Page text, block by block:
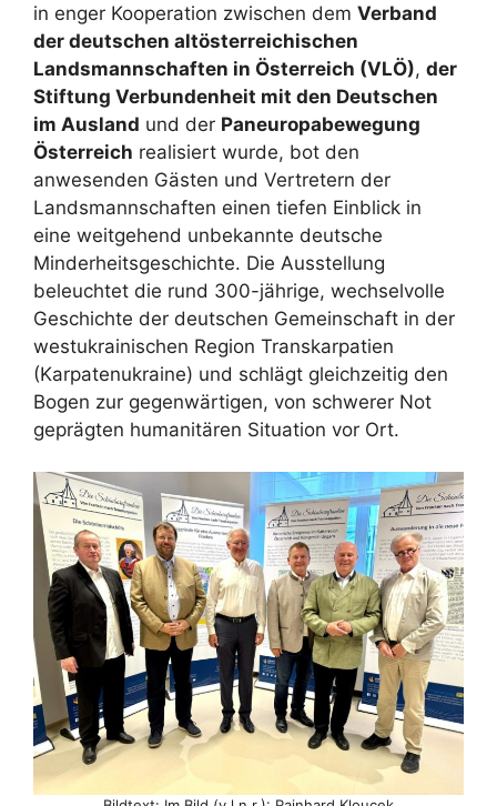
in enger Kooperation zwischen dem Verband
der deutschen altösterreichischen
Landsmannschaften in Österreich (VLÖ), der
Stiftung Verbundenheit mit den Deutschen
im Ausland und der Paneuropabewegung
Österreich realisiert wurde, bot den
anwesenden Gästen und Vertretern der
Landsmannschaften einen tiefen Einblick in
eine weitgehend unbekannte deutsche
Minderheitsgeschichte. Die Ausstellung
beleuchtet die rund 300-jährige, wechselvolle
Geschichte der deutschen Gemeinschaft in der
westukrainischen Region Transkarpatien
(Karpatenukraine) und schlägt gleichzeitig den
Bogen zur gegenwärtigen, von schwerer Not
geprägten humanitären Situation vor Ort.